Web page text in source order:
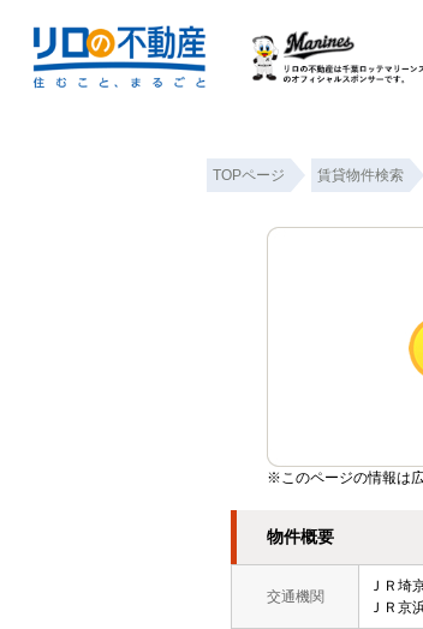
TOPページ 賃貸物件検索
※このページの情報は
物件概要
交通機関
ＪＲ埼
ＪＲ